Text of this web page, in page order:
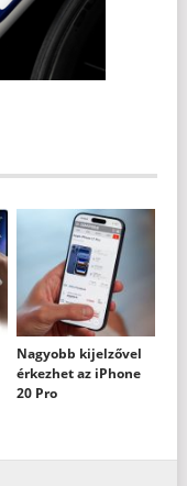
Nagyobb kijelzővel
érkezhet az iPhone
20 Pro